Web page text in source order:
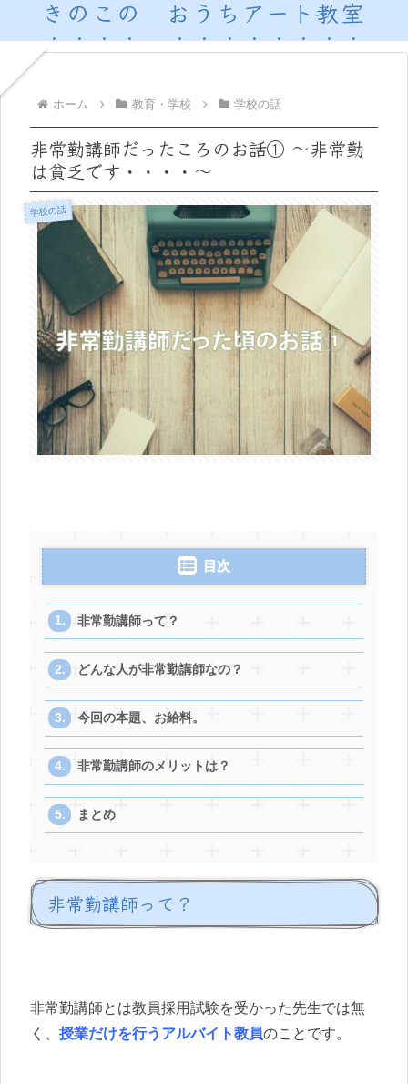
きのこの おうちアート教室
ホーム 教育・学校 学校の話
非常勤講師だったころのお話① ～非常勤
は貧乏です・・・・～
学校の話
目次
非常勤講師って？
どんな人が非常勤講師なの？
今回の本題、お給料。
非常勤講師のメリットは？
まとめ
非常勤講師って？
非常勤講師とは教員採用試験を受かった先生では無
く、 授業だけを行うアルバイト教員のことです。